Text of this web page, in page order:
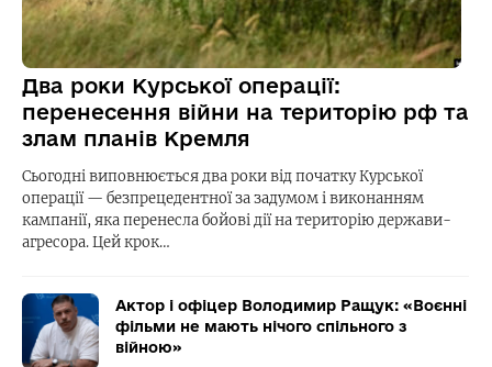
Два роки Курської операції:
перенесення війни на територію рф та
злам планів Кремля
Сьогодні виповнюється два роки від початку Курської
операції — безпрецедентної за задумом і виконанням
кампанії, яка перенесла бойові дії на територію держави-
агресора. Цей крок…
Актор і офіцер Володимир Ращук: «Воєнні
фільми не мають нічого спільного з
війною»